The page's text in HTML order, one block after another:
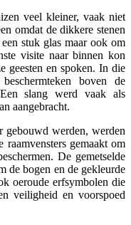
veel kleiner, vaak niet
omdat de dikkere stenen
stuk glas maar ook om
visite naar binnen kon
geesten en spoken. In die
boven de
slang werd vaak als
aangebracht.
gebouwd werden, werden
gemaakt om
De gemetselde
de bogen en de gekleurde
oeroude erfsymbolen die
veiligheid en voorspoed